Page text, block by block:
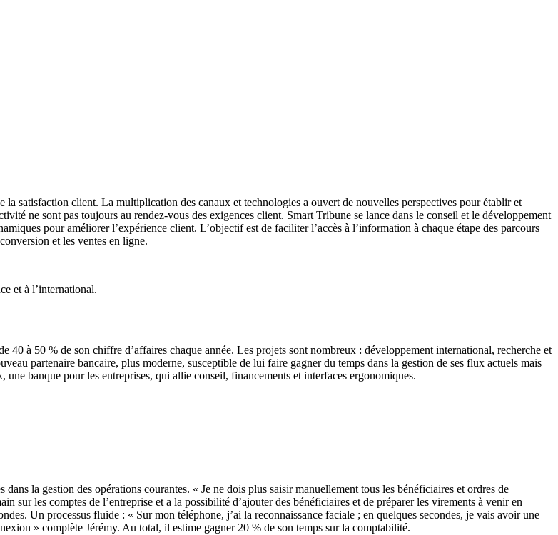
la satisfaction client. La multiplication des canaux et technologies a ouvert de nouvelles perspectives pour établir et
ne sont pas toujours au rendez-vous des exigences client. Smart Tribune se lance dans le conseil et le développement
pour améliorer l’expérience client. L’objectif est de faciliter l’accès à l’information à chaque étape des parcours
et les ventes en ligne.
et à l’international.
40 à 50 % de son chiffre d’affaires chaque année. Les projets sont nombreux : développement international, recherche et
partenaire bancaire, plus moderne, susceptible de lui faire gagner du temps dans la gestion de ses flux actuels mais
banque pour les entreprises, qui allie conseil, financements et interfaces ergonomiques.
la gestion des opérations courantes. « Je ne dois plus saisir manuellement tous les bénéficiaires et ordres de
les comptes de l’entreprise et a la possibilité d’ajouter des bénéficiaires et de préparer les virements à venir en
Un processus fluide : « Sur mon téléphone, j’ai la reconnaissance faciale ; en quelques secondes, je vais avoir une
» complète Jérémy. Au total, il estime gagner 20 % de son temps sur la comptabilité.